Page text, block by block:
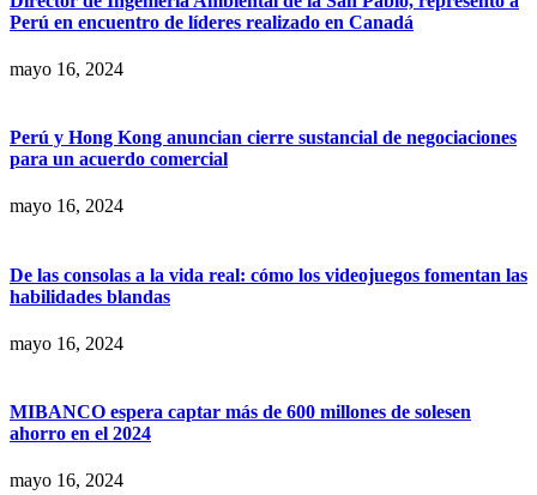
Perú en encuentro de líderes realizado en Canadá
mayo 16, 2024
Perú y Hong Kong anuncian cierre sustancial de negociaciones
para un acuerdo comercial
mayo 16, 2024
De las consolas a la vida real: cómo los videojuegos fomentan las
habilidades blandas
mayo 16, 2024
MIBANCO espera captar más de 600 millones de solesen
ahorro en el 2024
mayo 16, 2024